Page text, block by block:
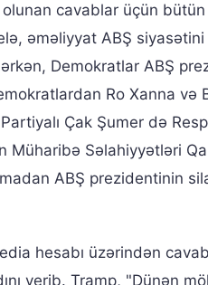
cavablar üçün bütün
əməliyyat ABŞ siyasətini
Demokratlar ABŞ
Ro Xanna və
Çak Şumer də
Müharibə Səlahiyyətləri
ABŞ prezidentinin
hesabı üzərindən cavab
verib. Tramp, "Dünən